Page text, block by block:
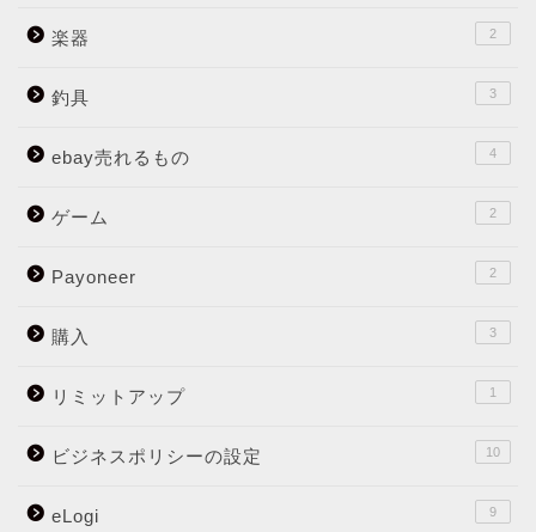
楽器 2
釣具 3
ebay売れるもの 4
ゲーム 2
Payoneer 2
購入 3
リミットアップ 1
ビジネスポリシーの設定 10
eLogi 9